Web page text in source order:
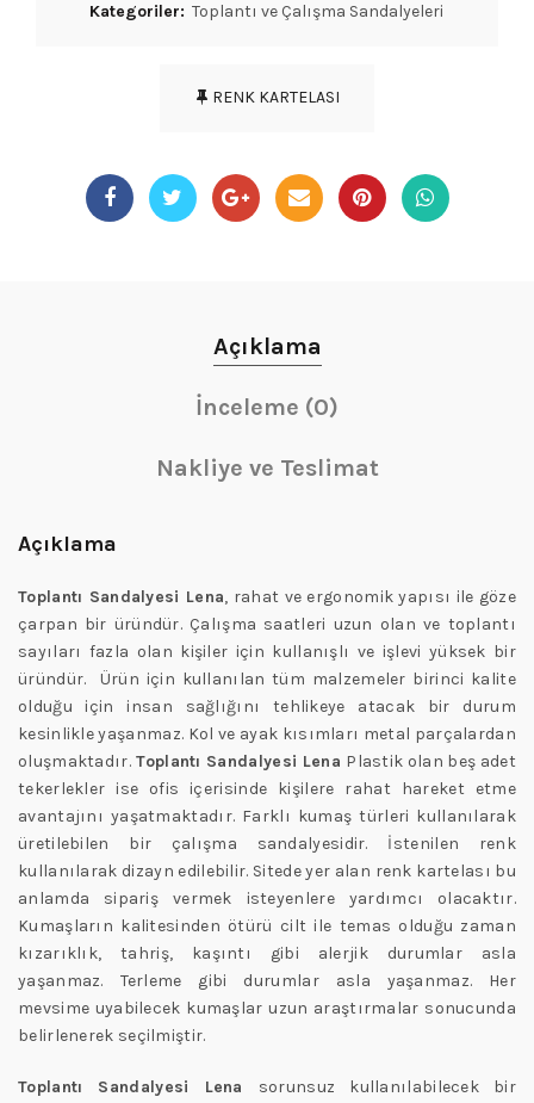
Kategoriler: Toplantı ve Çalışma Sandalyeleri
RENK KARTELASI
Açıklama
İnceleme (0)
Nakliye ve Teslimat
Açıklama
Toplantı Sandalyesi Lena, rahat ve ergonomik yapısı ile göze
çarpan bir üründür. Çalışma saatleri uzun olan ve toplantı
sayıları fazla olan kişiler için kullanışlı ve işlevi yüksek bir
üründür. Ürün için kullanılan tüm malzemeler birinci kalite
olduğu için insan sağlığını tehlikeye atacak bir durum
kesinlikle yaşanmaz. Kol ve ayak kısımları metal parçalardan
oluşmaktadır.Toplantı Sandalyesi Lena Plastik olan beş adet
tekerlekler ise ofis içerisinde kişilere rahat hareket etme
avantajını yaşatmaktadır. Farklı kumaş türleri kullanılarak
üretilebilen bir çalışma sandalyesidir. İstenilen renk
kullanılarak dizayn edilebilir. Sitede yer alan renk kartelası bu
anlamda sipariş vermek isteyenlere yardımcı olacaktır.
Kumaşların kalitesinden ötürü cilt ile temas olduğu zaman
kızarıklık, tahriş, kaşıntı gibi alerjik durumlar asla
yaşanmaz. Terleme gibi durumlar asla yaşanmaz. Her
mevsime uyabilecek kumaşlar uzun araştırmalar sonucunda
belirlenerek seçilmiştir.
Toplantı Sandalyesi Lena sorunsuz kullanılabilecek bir